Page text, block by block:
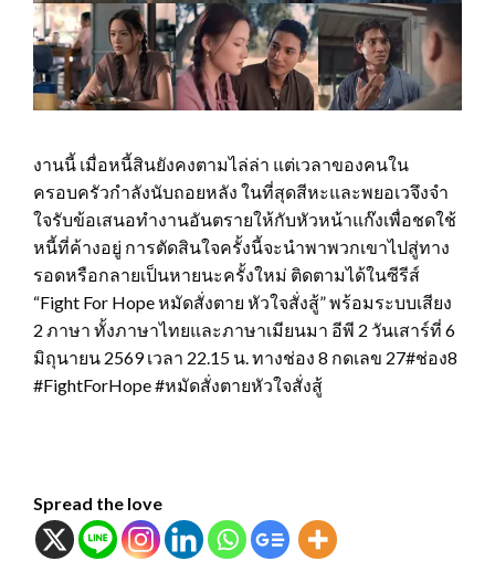
งานนี้ เมื่อหนี้สินยังคงตามไล่ล่า แต่เวลาของคนใน
ครอบครัวกำลังนับถอยหลัง ในที่สุดสีหะและพยอเวจึงจำ
ใจรับข้อเสนอทำงานอันตรายให้กับหัวหน้าแก๊งเพื่อชดใช้
หนี้ที่ค้างอยู่ การตัดสินใจครั้งนี้จะนำพาพวกเขาไปสู่ทาง
รอดหรือกลายเป็นหายนะครั้งใหม่ ติดตามได้ในซีรีส์
“Fight For Hope หมัดสั่งตาย หัวใจสั่งสู้” พร้อมระบบเสียง
2 ภาษา ทั้งภาษาไทยและภาษาเมียนมา อีพี 2 วันเสาร์ที่ 6
มิถุนายน 2569 เวลา 22.15 น. ทางช่อง 8 กดเลข 27#ช่อง8
#FightForHope #หมัดสั่งตายหัวใจสั่งสู้
Spread the love